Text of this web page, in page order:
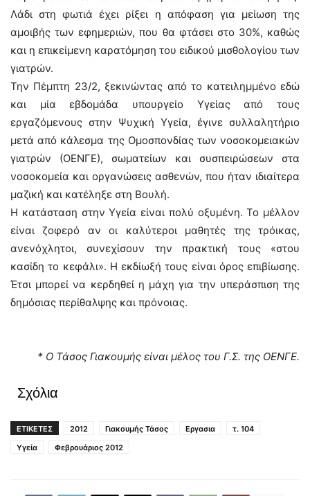
Λάδι στη φωτιά έχει ρίξει η απόφαση για μείωση της
αμοιβής των εφημεριών, που θα φτάσει στο 30%, καθώς
και η επικείμενη καρατόμηση του ειδικού μισθολογίου των
γιατρών.
Την Πέμπτη 23/2, ξεκινώντας από το κατειλημμένο εδώ
και μία εβδομάδα υπουργείο Υγείας από τους
εργαζόμενους στην Ψυχική Υγεία, έγινε συλλαλητήριο
μετά από κάλεσμα της Ομοσπονδίας των νοσοκομειακών
γιατρών (ΟΕΝΓΕ), σωματείων και συσπειρώσεων στα
νοσοκομεία και οργανώσεις ασθενών, που ήταν ιδιαίτερα
μαζική και κατέληξε στη Βουλή.
Η κατάσταση στην Υγεία είναι πολύ οξυμένη. Το μέλλον
είναι ζοφερό αν οι καλύτεροι μαθητές της τρόικας,
ανενόχλητοι, συνεχίσουν την πρακτική τους «στου
κασίδη το κεφάλι». Η εκδίωξή τους είναι όρος επιβίωσης.
Έτσι μπορεί να κερδηθεί η μάχη για την υπεράσπιση της
δημόσιας περίθαλψης και πρόνοιας.
* Ο Τάσος Γιακουμής είναι μέλος του Γ.Σ. της ΟΕΝΓΕ.
Σχόλια
ΕΤΙΚΕΤΕΣ 2012 Γιακουμής Τάσος Εργασια
τ. 104
Υγεία
Φεβρουάριος 2012